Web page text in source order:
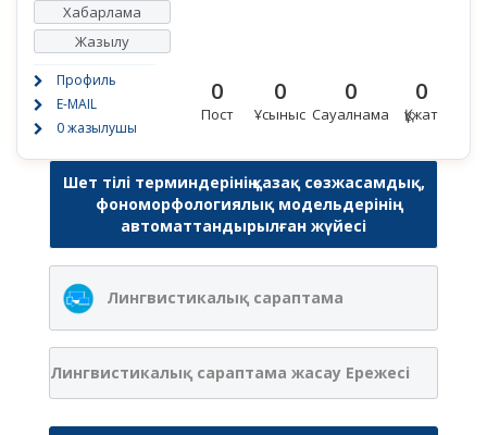
Хабарлама
Жазылу
Профиль
E-MAIL
0 жазылушы
0
Пост
0
Ұсыныс
0
Сауалнама
0
Құжат
Шет тілі терминдерінің қазақ сөзжасамдық,
фономорфологиялық модельдерінің
автоматтандырылған жүйесі
Лингвистикалық сараптама
Лингвистикалық сараптама жасау Ережесі